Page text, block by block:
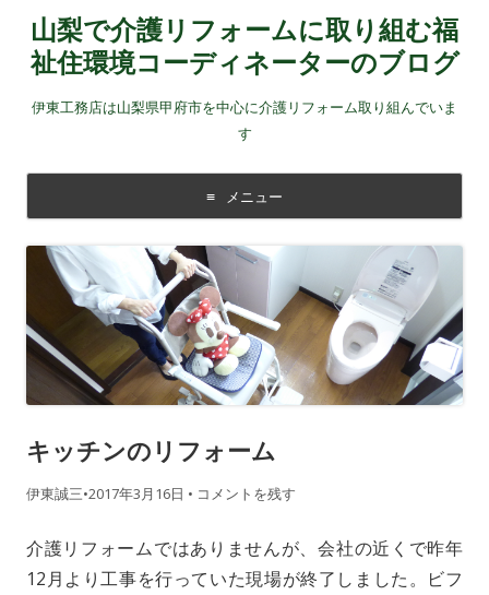
山梨で介護リフォームに取り組む福
祉住環境コーディネーターのブログ
伊東工務店は山梨県甲府市を中心に介護リフォーム取り組んでいま
す
メニュー
コンテンツに移動する
キッチンのリフォーム
伊東誠三•2017年3月16日 • コメントを残す
介護リフォームではありませんが、会社の近くで昨年
12月より工事を行っていた現場が終了しました。ビフ